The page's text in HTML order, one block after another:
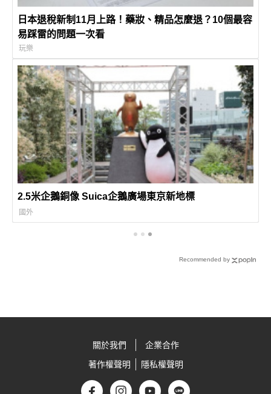
日本退稅新制11月上路！藥妝、精品怎麼退？10個最容
易踩雷的問題一次看
玩樂
2.5米企鵝銅像 Suica企鵝廣場東京新地標
國外
Recommended by
關於我們
企業合作
著作權聲明
隱私權聲明